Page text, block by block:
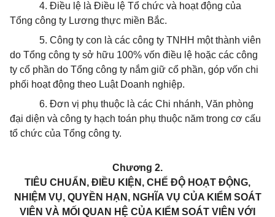
4. Điều lệ là Điều lệ Tổ chức và hoạt động của
Tổng công ty Lương thực miền Bắc.
5. Công ty con là các công ty TNHH một thành viên
do Tổng công ty sở hữu 100% vốn điều lệ hoặc các công
ty cổ phần do Tổng công ty nắm giữ cổ phần, góp vốn chi
phối hoạt động theo Luật Doanh nghiệp.
6. Đơn vị phụ thuộc là các Chi nhánh, Văn phòng
đại diện và công ty hạch toán phụ thuộc năm trong cơ cấu
tổ chức của Tổng công ty.
Chương 2.
TIÊU CHUẨN, ĐIỀU KIỆN, CHẾ ĐỘ HOẠT ĐỘNG,
NHIỆM VỤ, QUYỀN HẠN, NGHĨA VỤ CỦA KIỂM SOÁT
VIÊN VÀ MỐI QUAN HỆ CỦA KIỂM SOÁT VIÊN VỚI